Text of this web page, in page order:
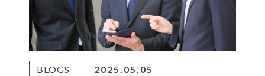
BLOGS 2025.05.05